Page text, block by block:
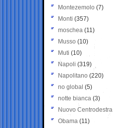
Montezemolo (7)
Monti (357)
moschea (11)
Musso (10)
Muti (10)
Napoli (319)
Napolitano (220)
no global (5)
notte bianca (3)
Nuovo Centrodestra
Obama (11)